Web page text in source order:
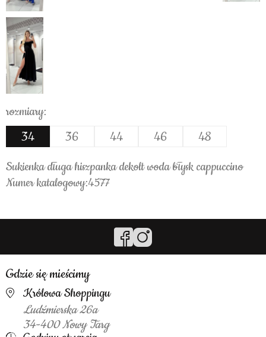
rozmiary:
34 36 44 46 48
Sukienka długa hiszpanka dekolt woda błysk cappuccino
Numer katalogowy:4577
Gdzie się mieścimy
Królowa Shoppingu
Ludźmierska 26a
34-400 Nowy Targ